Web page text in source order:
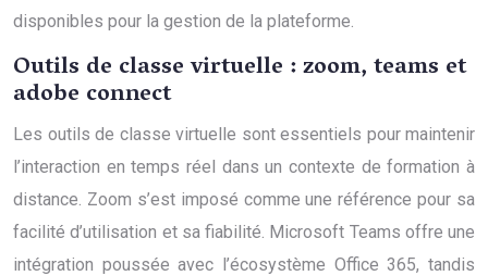
disponibles pour la gestion de la plateforme.
Outils de classe virtuelle : zoom, teams et
adobe connect
Les outils de classe virtuelle sont essentiels pour maintenir
l’interaction en temps réel dans un contexte de formation à
distance. Zoom s’est imposé comme une référence pour sa
facilité d’utilisation et sa fiabilité. Microsoft Teams offre une
intégration poussée avec l’écosystème Office 365, tandis